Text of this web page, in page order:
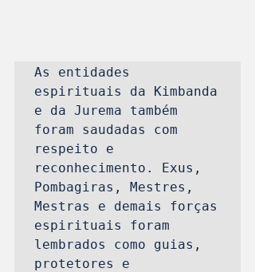
As entidades
espirituais da Kimbanda
e da Jurema também
foram saudadas com
respeito e
reconhecimento. Exus,
Pombagiras, Mestres,
Mestras e demais forças
espirituais foram
lembrados como guias,
protetores e